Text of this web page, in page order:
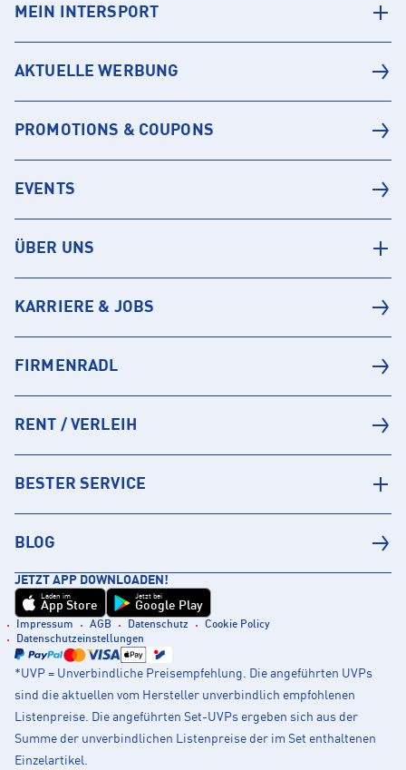
MEIN INTERSPORT
AKTUELLE WERBUNG
PROMOTIONS & COUPONS
EVENTS
ÜBER UNS
KARRIERE & JOBS
FIRMENRADL
RENT / VERLEIH
BESTER SERVICE
BLOG
JETZT APP DOWNLOADEN!
Laden im
App Store
Jetzt bei
Google Play
Impressum AGB Datenschutz
Cookie Policy
Datenschutzeinstellungen
*UVP = Unverbindliche Preisempfehlung. Die angeführten UVPs
sind die aktuellen vom Hersteller unverbindlich empfohlenen
Listenpreise. Die angeführten Set-UVPs ergeben sich aus der
Summe der unverbindlichen Listenpreise der im Set enthaltenen
Einzelartikel.